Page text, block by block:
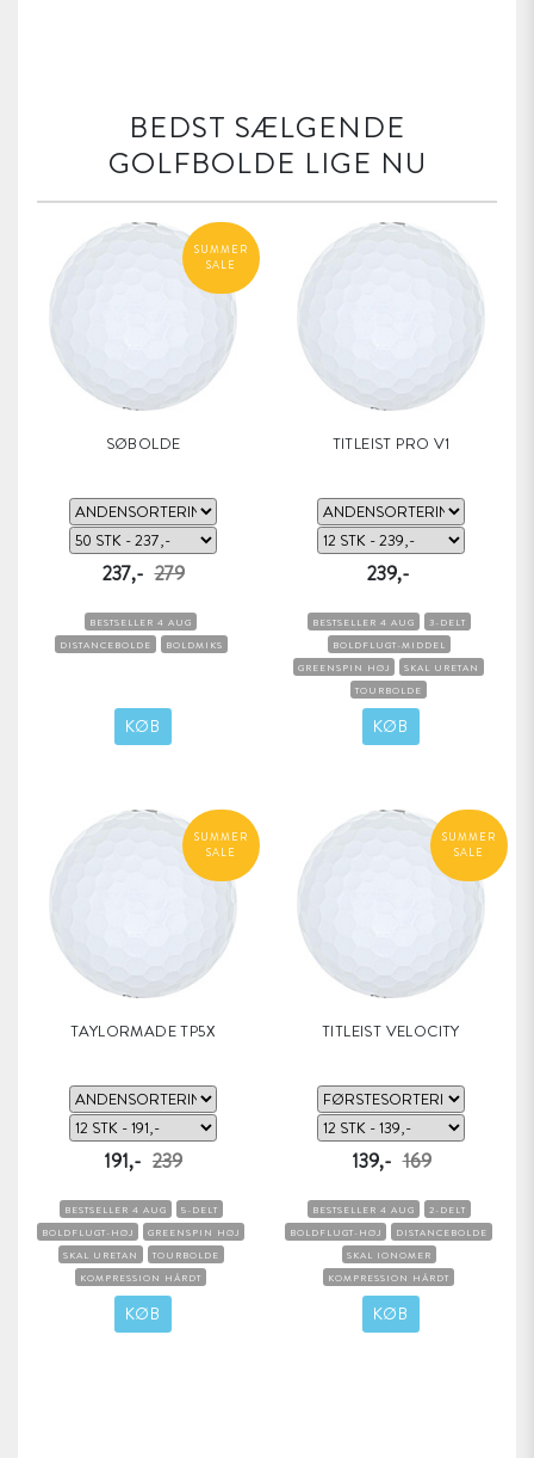
BEDST SÆLGENDE
GOLFBOLDE LIGE NU
SUMMER
SALE
SØBOLDE
237,- 279
BESTSELLER 4 AUG
DISTANCEBOLDE
BOLDMIKS
KØB
TITLEIST PRO V1
239,-
BESTSELLER 4 AUG
3-DELT
BOLDFLUGT-MIDDEL
GREENSPIN HØJ
SKAL URETAN
TOURBOLDE
KOMPRESSION MEDIUM
KØB
SUMMER
SALE
TAYLORMADE TP5X
191,- 239
BESTSELLER 4 AUG
5-DELT
BOLDFLUGT-HØJ
GREENSPIN HØJ
SKAL URETAN
TOURBOLDE
KOMPRESSION HÅRDT
KØB
SUMMER
SALE
TITLEIST VELOCITY
139,- 169
BESTSELLER 4 AUG
2-DELT
BOLDFLUGT-HØJ
DISTANCEBOLDE
SKAL IONOMER
KOMPRESSION HÅRDT
KØB